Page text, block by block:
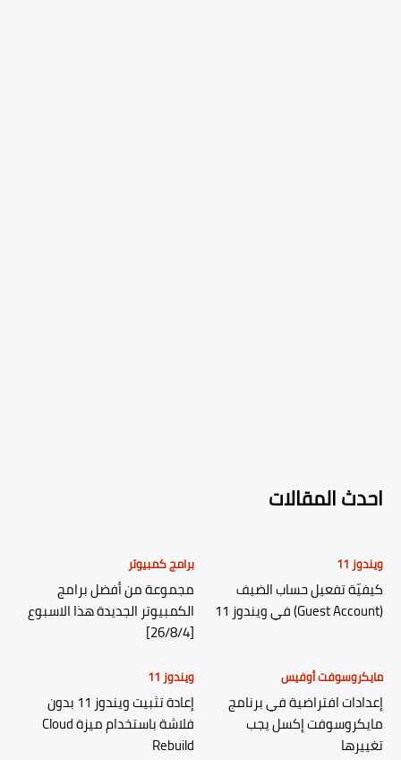
احدث المقالات
ويندوز 11
كيفيّة تفعيل حساب الضيف
(Guest Account) في ويندوز 11
برامج كمبيوتر
مجموعة من أفضل برامج
الكمبيوتر الجديدة هذا الاسبوع
[26/8/4]
مايكروسوفت أوفيس
إعدادات افتراضية في برنامج
مايكروسوفت إكسل يجب
تغييرها
ويندوز 11
إعادة تثبيت ويندوز 11 بدون
فلاشة باستخدام ميزة Cloud
Rebuild